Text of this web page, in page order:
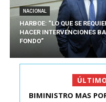
NACIONAL
HARBOE: “LO QUE SE
HACER INTERVENCIONES
FONDO”
BIMINISTRO MAS